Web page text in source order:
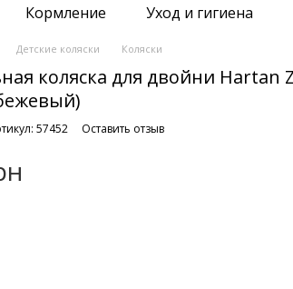
Кормление Уход и гигиена
Детские коляски Коляски
коляска для двойни Hartan
57452 Оставить отзыв